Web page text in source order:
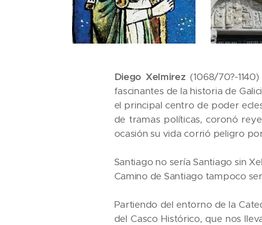
Diego Xelmirez (1068/70?-
fascinantes de la historia de
el principal centro de poder
de tramas políticas, coronó
ocasión su vida corrió peligro
Santiago no sería Santiago sin
Camino de Santiago tampoco
Partiendo del entorno de la
del Casco Histórico, que nos